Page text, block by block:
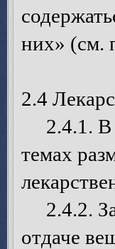
них» (см.
2.4
2.4.1. В
темах
2.4.2.
отдаче